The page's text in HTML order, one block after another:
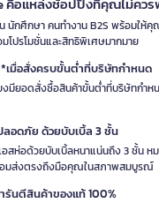
นักศึกษา คนทำงาน B2S พร้อมใ
โปรโมชั่นและสิทธิพิเศษมากมาย
เมื่อสั่งครบขั้นต่ำที่บริษัทกำหนด
งมียอดสั่งซื้อสินค้าขั้นต่ำที่บริษัทกำ
อดภัย ด้วยบับเบิ้ล 3 ชั้น
สห่อด้วยบับเบิ้ลหนาแน่นถึง 3 ชั้น ห
อมส่งตรงถึงมือคุณในสภาพสมบูรณ์
รันตีสินค้าของแท้ 100%